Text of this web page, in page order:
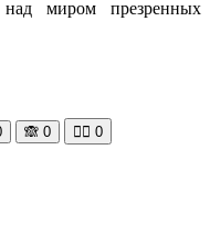
над миром презренных
🙈 0 🧘‍♀️ 0